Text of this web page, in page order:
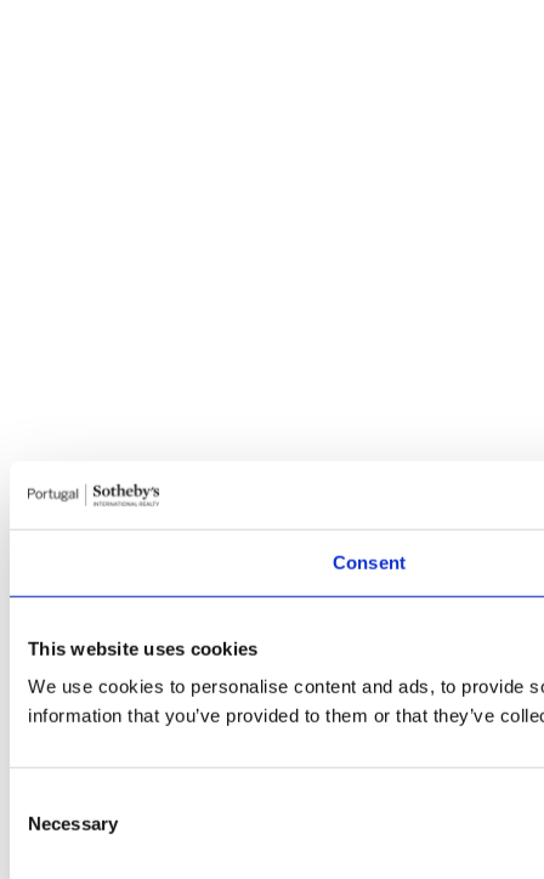
Consent
This website uses cookies
We use cookies to personalise content and ads, to provide
information that you’ve provided to them or that they’ve
Selection
Necessary